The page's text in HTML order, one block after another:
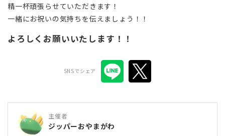
精一杯頑張らせていただきます！
一緒にお祝いの気持ちを伝えましょう！！
よろしくお願いいたします！！
SNSでシェア
主催者
ジッパーおやまがわ